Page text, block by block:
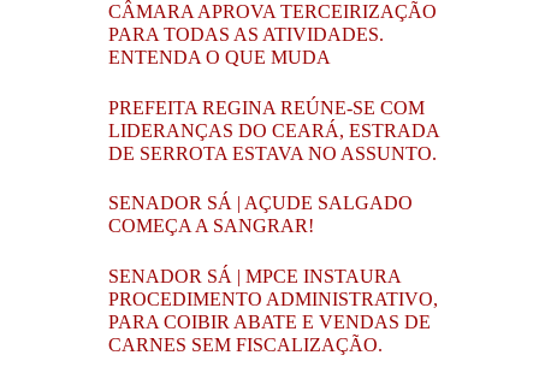
CÂMARA APROVA TERCEIRIZAÇÃO
PARA TODAS AS ATIVIDADES.
ENTENDA O QUE MUDA
PREFEITA REGINA REÚNE-SE COM
LIDERANÇAS DO CEARÁ, ESTRADA
DE SERROTA ESTAVA NO ASSUNTO.
SENADOR SÁ | AÇUDE SALGADO
COMEÇA A SANGRAR!
SENADOR SÁ | MPCE INSTAURA
PROCEDIMENTO ADMINISTRATIVO,
PARA COIBIR ABATE E VENDAS DE
CARNES SEM FISCALIZAÇÃO.